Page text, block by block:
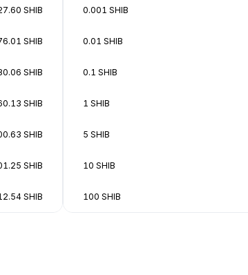
SHIB
SHIB
SHIB
SHIB
SHIB
SHIB
SHIB
0.001 SHIB
0.01 SHIB
0.1 SHIB
1 SHIB
5 SHIB
10 SHIB
100 SHIB